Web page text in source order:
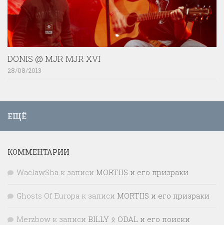
DONIS @ MJR MJR XVI
28/08/2013
ЕЩЁ
КОММЕНТАРИИ
WaclawSha к записи MORTIIS и его призраки
Ghosts Of Europa к записи MORTIIS и его призраки
Merzbow к записи BILLY ᛟ ODAL и его поиски